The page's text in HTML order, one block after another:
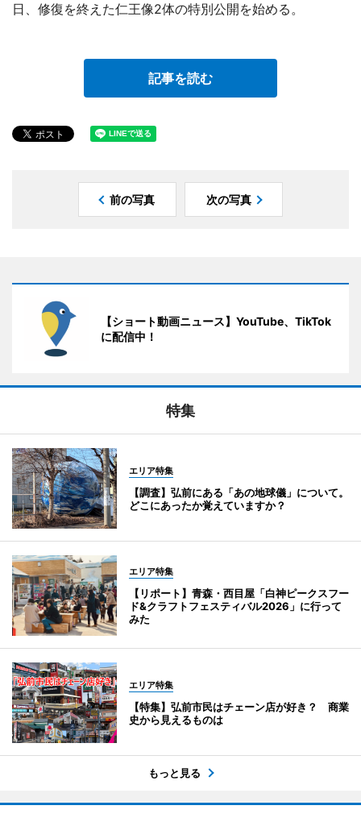
日、修復を終えた仁王像2体の特別公開を始める。
記事を読む
前の写真 次の写真
【ショート動画ニュース】YouTube、TikTok
に配信中！
特集
エリア特集
【調査】弘前にある「あの地球儀」について。
どこにあったか覚えていますか？
エリア特集
【リポート】青森・西目屋「白神ピークスフー
ド&クラフトフェスティバル2026」に行って
みた
エリア特集
【特集】弘前市民はチェーン店が好き？ 商業
史から見えるものは
もっと見る